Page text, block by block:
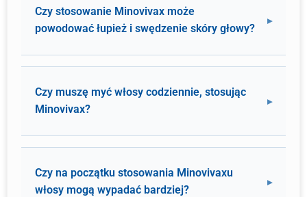
Czy stosowanie Minovivax może
powodować łupież i swędzenie skóry głowy?
Czy muszę myć włosy codziennie, stosując
Minovivax?
Czy na początku stosowania Minovivaxu
włosy mogą wypadać bardziej?